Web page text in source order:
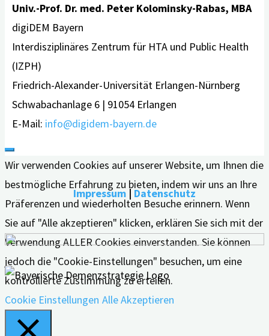
Univ.-Prof. Dr. med. Peter Kolominsky-Rabas, MBA
digiDEM Bayern
Interdisziplinäres Zentrum für HTA und Public Health
(IZPH)
Friedrich-Alexander-Universität Erlangen-Nürnberg
Schwabachanlage 6 | 91054 Erlangen
E-Mail: info@digidem-bayern.de
Impressum | Datenschutz
Wir verwenden Cookies auf unserer Website, um Ihnen die
bestmögliche Erfahrung zu bieten, indem wir uns an Ihre
Präferenzen und wiederholten Besuche erinnern. Wenn
Sie auf "Alle akzeptieren" klicken, erklären Sie sich mit der
Verwendung ALLER Cookies einverstanden. Sie können
jedoch die "Cookie-Einstellungen" besuchen, um eine
kontrollierte Zustimmung zu erteilen.
Cookie Einstellungen Alle Akzeptieren